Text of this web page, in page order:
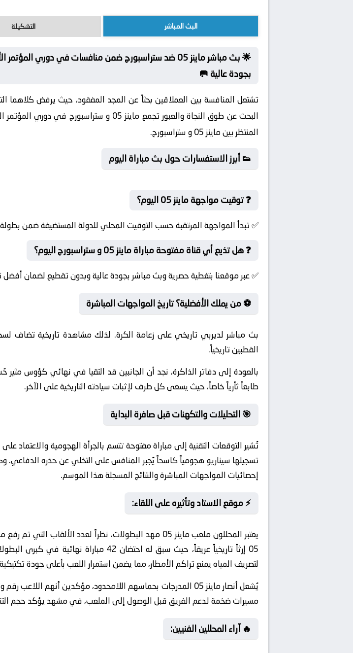
البث المباشر التشكيلة
🌟 بث مباشر ماينز 05 ضد ستراسبورج ضمن منافسات في دوري
بجودة عالية 🥅
تشتعل المنافسة بين العملاقين بحثاً عن المجد المفقود، حيث يرفض كلاهما
البحث عن طوق النجاة والعبور تجمع ماينز 05
المنتظر بين ماينز 05 و ستراسبورج.
👟 أبرز الاستفسارات حول بث مباراة اليوم
❓ توقيت مواجهة ماينز 05 اليوم؟
✅ تبدأ المواجهة المرتقبة حسب التوقيت المحلي للدولة المستضيفة ضمن بطولة
❓ هل تذيع أي قناة مفتوحة مباراة ماينز 05 و ستراسبورج اليوم؟
✅ عبر موقعنا بتغطية حصرية وبث مباشر بجودة عالية وبدون تقطيع لضمان أفضل
⚽ من يملك الأفضلية؟ تاريخ المواجهات المباشرة
بث مباشر لديربي تاريخي على زعامة الكرة. لذلك مشاهدة تاريخية
القطبين تاريخياً.
بالعودة إلى دفاتر الذاكرة، نجد أن الجانبين قد التقيا في نهائي كؤوس مثير
طابعاً ثأرياً خاصاً، حيث يسعى كل طرف لإثبات سيادته التاريخية على الآخر.
🎯 التحليلات والتكهنات قبل صافرة البداية
تُشير التوقعات التقنية إلى مباراة مفتوحة تتسم بالجرأة الهجومية
إحصائيات المواجهات المباشرة والنتائج المسجلة هذا الموسم.
⚡ موقع الاستاد وتأثيره على اللقاء:
يعتبر المحللون ملعب ماينز 05 مهد البطولات، نظراً لعدد
05 إرثاً تاريخياً عريقاً، حيث سبق له احتضان
لتصريف المياه يمنع تراكم الأمطار، مما يضمن استمرار اللعب بأعلى جودة
يُشعل أنصار ماينز 05 المدرجات بحماسهم اللامحدود، مؤكدين
مسيرات ضخمة لدعم الفريق قبل الوصول إلى الملعب، في مشهد يؤكد حجم
🔥 آراء المحللين الفنيين: